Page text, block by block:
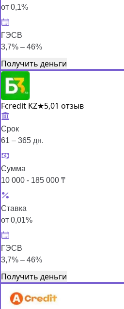
от 0,1%
ГЭСВ
3,7% – 46%
Получить деньги
Fcredit KZ★5,01 отзыв
Срок
61 – 365 дн.
Сумма
10 000 - 185 000 ₸
Ставка
от 0,01%
ГЭСВ
3,7% – 46%
Получить деньги